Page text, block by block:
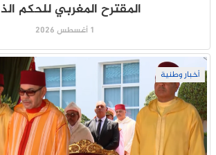
المقترح المغربي للحكم
1 أغسطس 2026
أخبار وطنية